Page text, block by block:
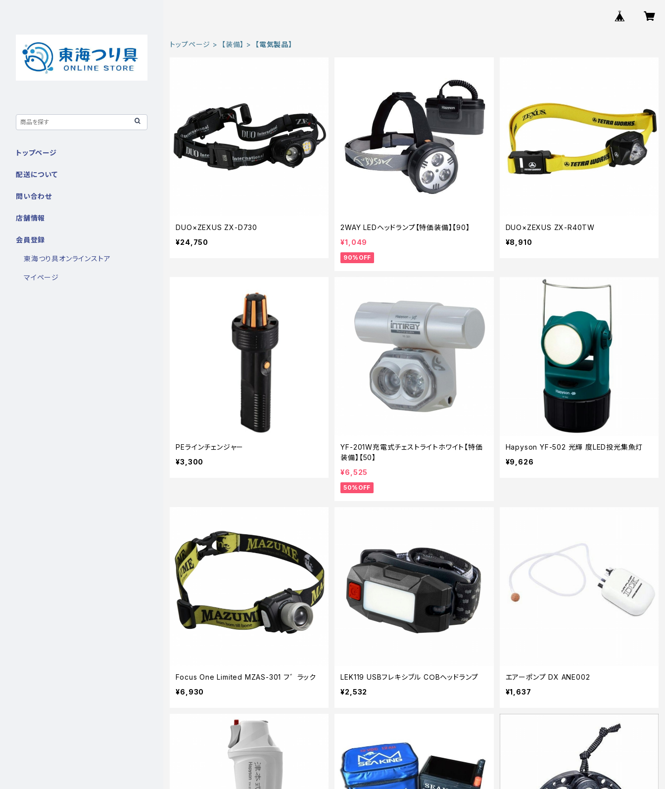
トップページ 【装備】 【電気製品】
DUO×ZEXUS ZX-D730
¥24,750
2WAY LEDヘッドランプ【特価装備】【90】
¥1,049
90%OFF
DUO×ZEXUS ZX-R40TW
¥8,910
PEラインチェンジャー
¥3,300
YF-201W充電式チェストライトホワイト【特価
装備】【50】
¥6,525
50%OFF
Hapyson YF-502 光輝 度LED投光集魚灯
¥9,626
Focus One Limited MZAS-301 フ゛ラック
¥6,930
LEK119 USBフレキシブル CＯBヘッドランプ
¥2,532
エアーポンプ DX ANE002
¥1,637
トップページ
配送について
問い合わせ
店舗情報
会員登録
東海つり具オンラインストア
マイページ